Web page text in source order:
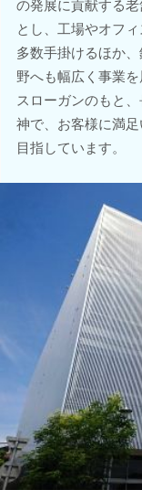
の発展に貢献する
とし、工場やオフ
多数手掛けるほか
野へも幅広く事業
スローガンのもと
神で、お客様に満
目指しています。